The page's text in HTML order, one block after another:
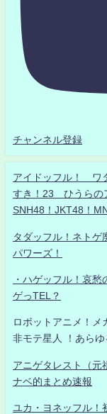
チャンネル登録
アイドッフル！ ワ
すき！23 ひうらの
SNH48！JKT48！
タダッフル！ネトゲ
パワーズ！
・ハゲッフル！哀
ゲっTEL？
ロボットアニメ！メ
非モテ星人 ！あら
アニゲタレスト（
ナベ的まとめ速報
ユカ・ヨネッフル！